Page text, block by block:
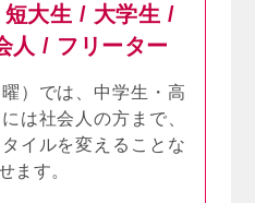
大生 / 大学生 /
人 / フリーター
）では、中学生・高
は社会人の方まで、
イルを変えることな
ます。